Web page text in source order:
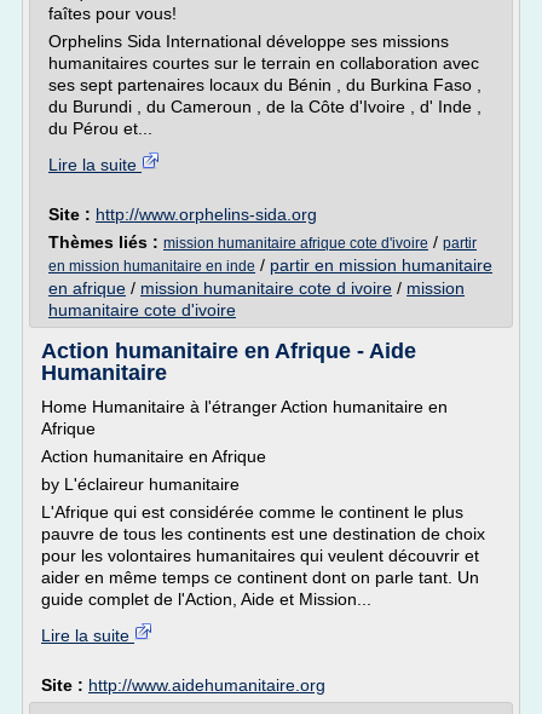
faîtes pour vous!
Orphelins Sida International développe ses missions
humanitaires courtes sur le terrain en collaboration avec
ses sept partenaires locaux du Bénin , du Burkina Faso ,
du Burundi , du Cameroun , de la Côte d'Ivoire , d' Inde ,
du Pérou et...
Lire la suite
Site : http://www.orphelins-sida.org
Thèmes liés : mission humanitaire afrique cote d'ivoire / partir
en mission humanitaire en inde / partir en mission humanitaire
en afrique / mission humanitaire cote d ivoire / mission
humanitaire cote d'ivoire
Action humanitaire en Afrique - Aide
Humanitaire
Home Humanitaire à l'étranger Action humanitaire en
Afrique
Action humanitaire en Afrique
by L'éclaireur humanitaire
L'Afrique qui est considérée comme le continent le plus
pauvre de tous les continents est une destination de choix
pour les volontaires humanitaires qui veulent découvrir et
aider en même temps ce continent dont on parle tant. Un
guide complet de l'Action, Aide et Mission...
Lire la suite
Site : http://www.aidehumanitaire.org